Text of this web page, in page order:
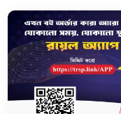
যেখানে থাকছে -
✒ 𝐂𝐨𝐦𝐩𝐫𝐞𝐡𝐞𝐧𝐬𝐢𝐯𝐞
প্রতিটি অধ্যায়ের ২-৩ টি CQ যা
Concept তো কাভার হবেই; সাথে